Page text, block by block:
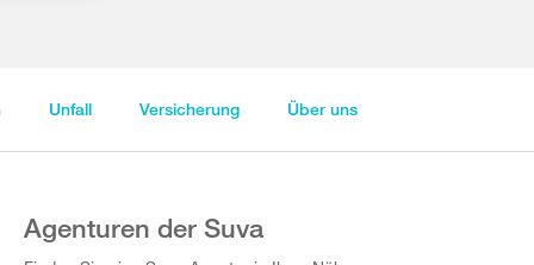
Unfall Versicherung Über uns
Agenturen der Suva